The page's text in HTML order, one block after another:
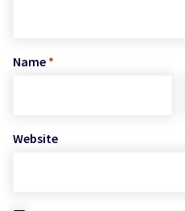
Name *
Website